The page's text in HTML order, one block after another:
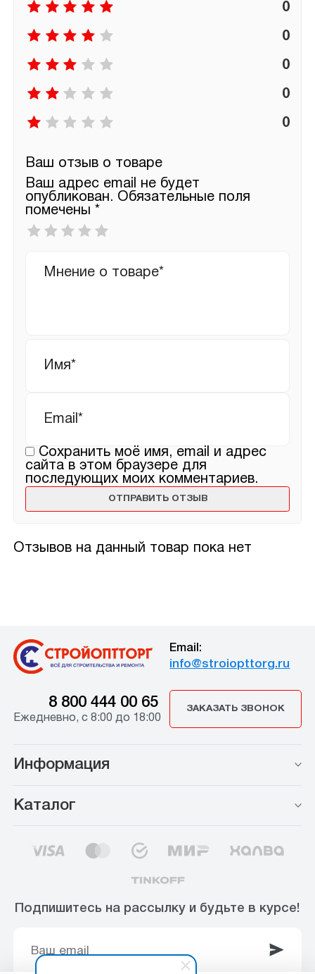
Отзывов на данный товар пока нет
0
0
0
0
0
Ваш отзыв о товаре
Ваш адрес email не будет
опубликован. Обязательные поля
помечены *
Ваша
оценка
отзыв
Сохранить моё имя, email и адрес
сайта в этом браузере для
последующих моих комментариев.
Email:
info@stroiopttorg.ru
8 800 444 00 65
Ежедневно, с 8:00 до 18:00
ЗАКАЗАТЬ ЗВОНОК
Информация
Каталог
Подпишитесь на рассылку и будьте в курсе!